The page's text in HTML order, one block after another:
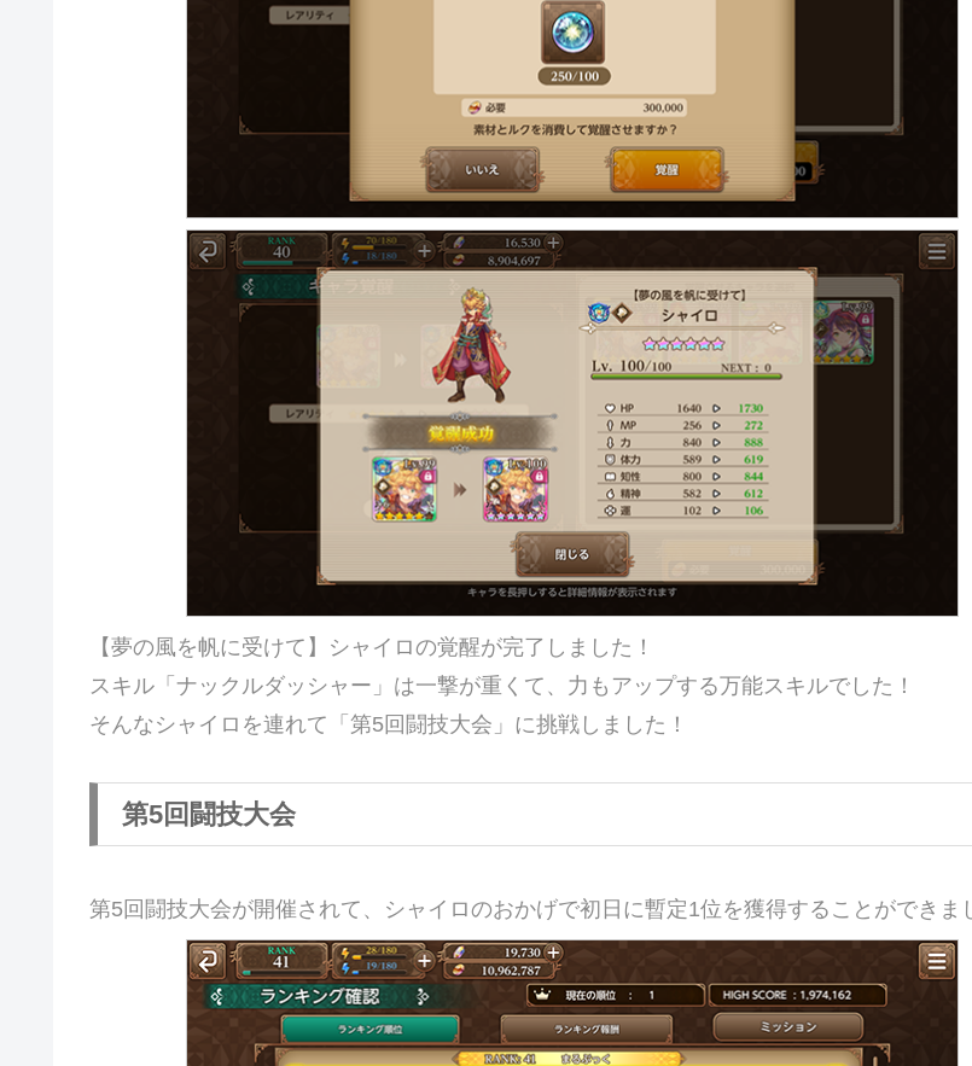
【夢の風を帆に受けて】シャイロの覚醒が完了しました！
スキル「ナックルダッシャー」は一撃が重くて、力もアップする万能スキルでした！
そんなシャイロを連れて「第5回闘技大会」に挑戦しました！
第5回闘技大会
第5回闘技大会が開催されて、シャイロのおかげで初日に暫定1位を獲得することができま